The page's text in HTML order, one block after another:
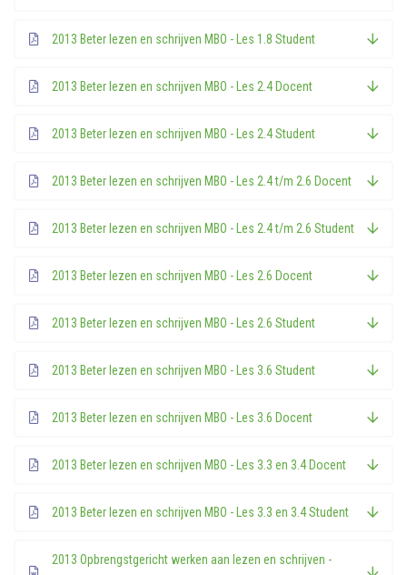
2013 Beter lezen en schrijven MBO - Les 1.8 Student
2013 Beter lezen en schrijven MBO - Les 2.4 Docent
2013 Beter lezen en schrijven MBO - Les 2.4 Student
2013 Beter lezen en schrijven MBO - Les 2.4 t/m 2.6 Docent
2013 Beter lezen en schrijven MBO - Les 2.4 t/m 2.6 Student
2013 Beter lezen en schrijven MBO - Les 2.6 Docent
2013 Beter lezen en schrijven MBO - Les 2.6 Student
2013 Beter lezen en schrijven MBO - Les 3.6 Student
2013 Beter lezen en schrijven MBO - Les 3.6 Docent
2013 Beter lezen en schrijven MBO - Les 3.3 en 3.4 Docent
2013 Beter lezen en schrijven MBO - Les 3.3 en 3.4 Student
2013 Opbrengstgericht werken aan lezen en schrijven -